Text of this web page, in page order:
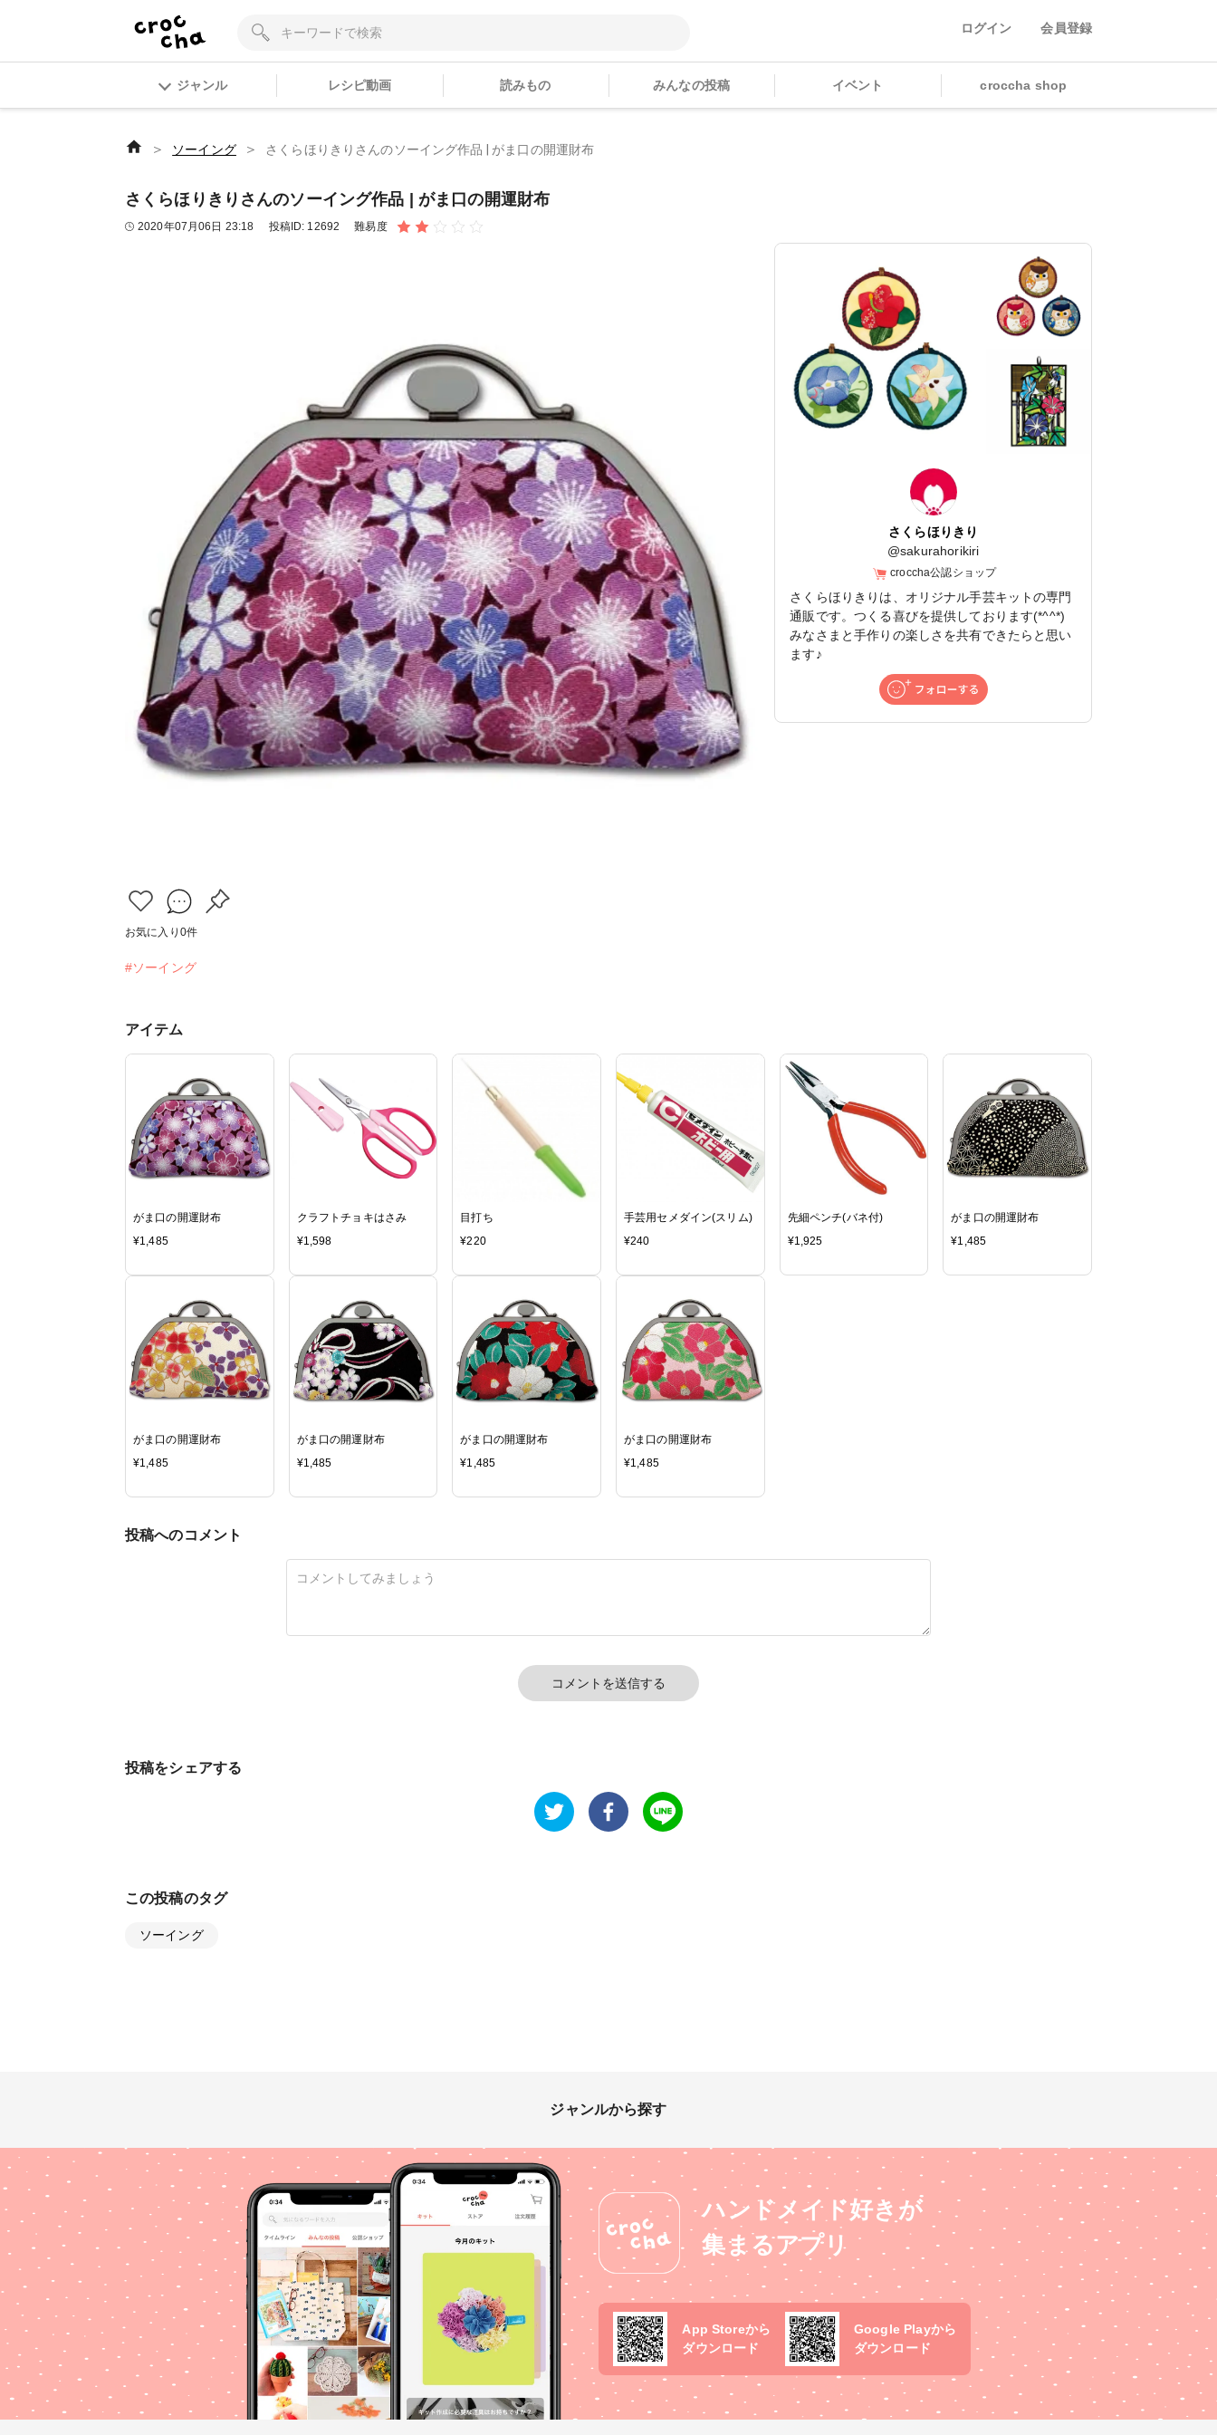
ログイン 会員登録
ジャンル レシピ動画 読みもの みんなの投稿 イベント croccha shop
＞ ソーイング ＞ さくらほりきりさんのソーイング作品 | がま口の開運財布
さくらほりきりさんのソーイング作品 | がま口の開運財布
2020年07月06日 23:18 投稿ID: 12692 難易度
お気に入り 0件
#ソーイング
さくらほりきり
@sakurahorikiri
croccha公認ショップ
さくらほりきりは、オリジナル手芸キットの専門
通販です。つくる喜びを提供しております(*^^*)
みなさまと手作りの楽しさを共有できたらと思い
ます♪
アイテム
がま口の開運財布
¥1,485
クラフトチョキはさみ
¥1,598
目打ち
¥220
手芸用セメダイン(スリム)
¥240
先細ペンチ(バネ付)
¥1,925
がま口の開運財布
¥1,485
がま口の開運財布
¥1,485
がま口の開運財布
¥1,485
がま口の開運財布
¥1,485
がま口の開運財布
¥1,485
投稿へのコメント
コメントを送信する
投稿をシェアする
この投稿のタグ
ソーイング
ジャンルから探す
ハンドメイド好きが
集まるアプリ
App Storeから
ダウンロード
Google Playから
ダウンロード